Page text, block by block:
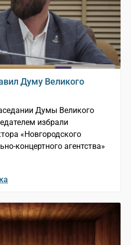
Думу Великого
Думы Великого
избрали
«Новгородского
концертного агентства»